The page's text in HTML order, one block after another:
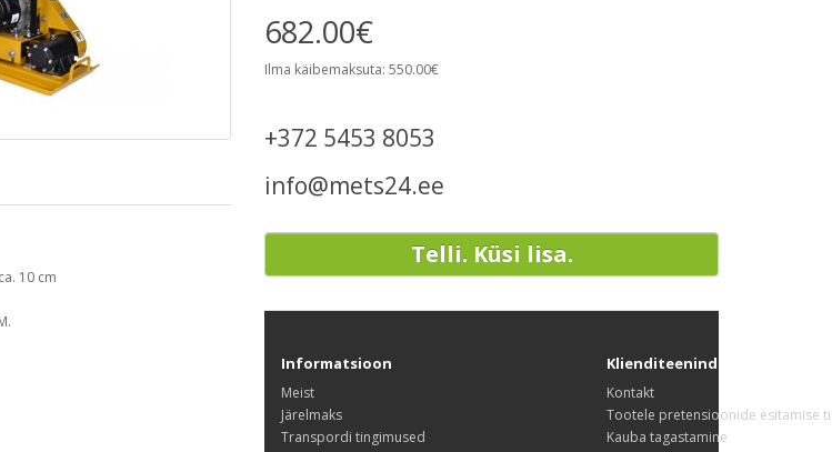
10 cm
682.00€
Ilma käibemaksuta: 550.00€
+372 5453 8053
info@mets24.ee
Telli. Küsi lisa.
Informatsioon
Meist
Järelmaks
Transpordi tingimused
Klienditeenindus
Kontakt
Tootele pretensioonide esitamise
Kauba tagastamine